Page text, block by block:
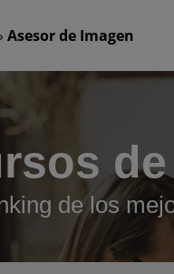
› Asesor de Imagen
de los